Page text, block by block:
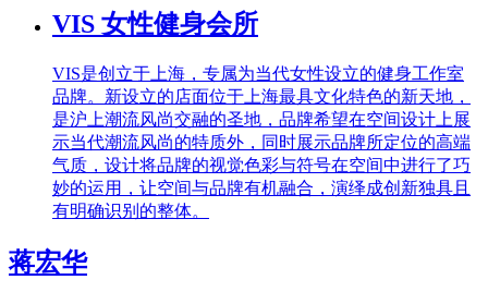
VIS 女性健身会所
VIS是创立于上海，专属为当代女性设立的健身工作室
品牌。新设立的店面位于上海最具文化特色的新天地，
是沪上潮流风尚交融的圣地，品牌希望在空间设计上展
示当代潮流风尚的特质外，同时展示品牌所定位的高端
气质，设计将品牌的视觉色彩与符号在空间中进行了巧
妙的运用，让空间与品牌有机融合，演绎成创新独具且
有明确识别的整体。
蒋宏华